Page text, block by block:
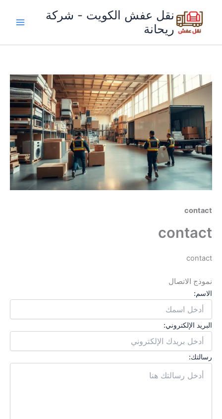
المحتوى
نقل عفش الكويت - شركة
ريحانة
contact
contact
contact
نموذج الاتصال
الاسم:
البريد الإلكتروني:
رسالتك: